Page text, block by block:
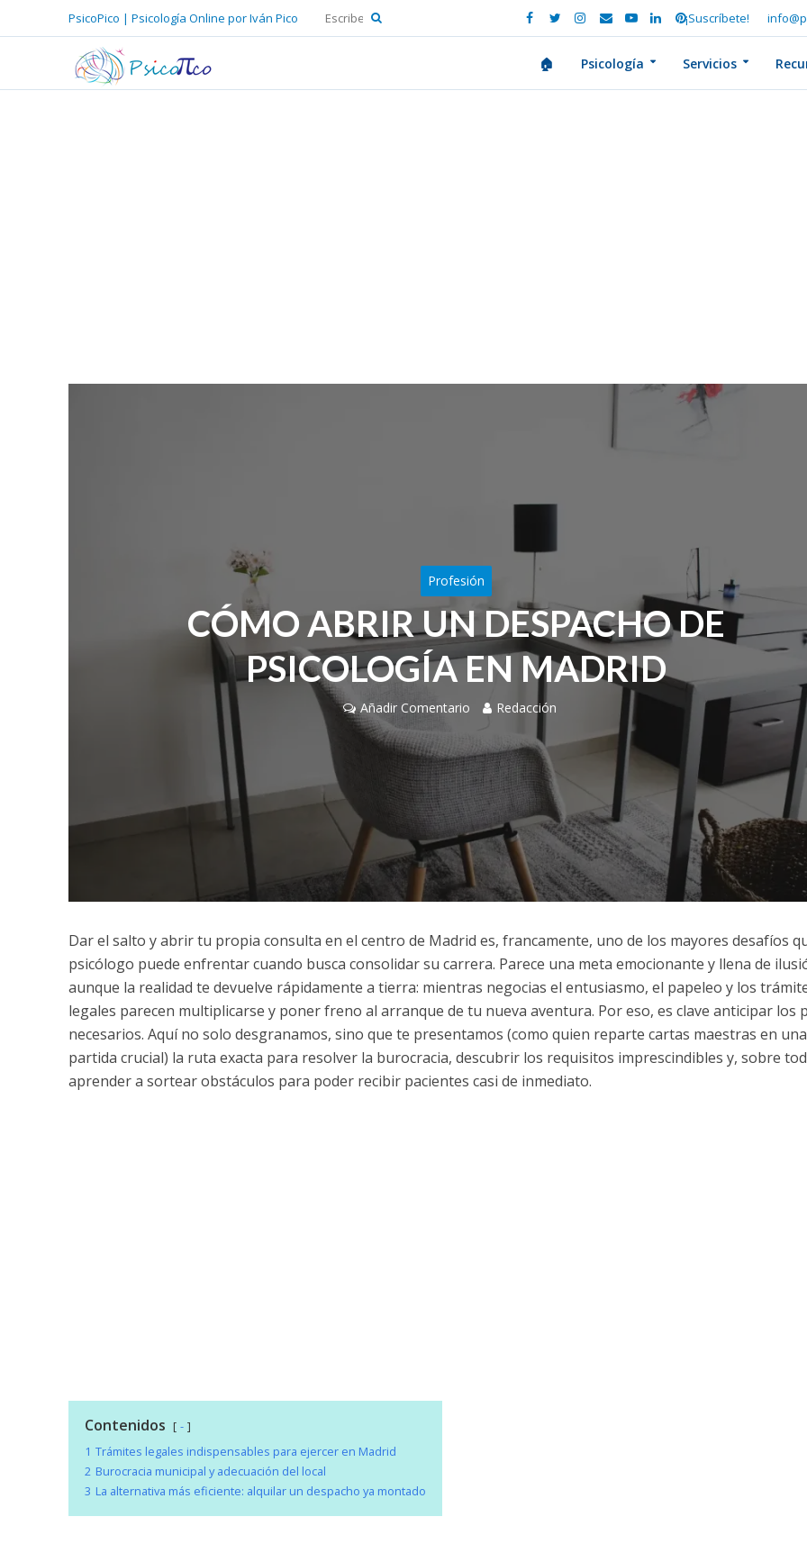
PsicoPico | Psicología Online por Iván Pico ¡Suscríbete!
🏠 Psicología Servicios
Profesión
CÓMO ABRIR UN DESPACHO DE
PSICOLOGÍA EN MADRID
Añadir Comentario Redacción
Dar el salto y abrir tu propia consulta en el centro de Madrid es, francamente, uno de los mayores desafíos
psicólogo puede enfrentar cuando busca consolidar su carrera. Parece una meta emocionante y llena de
aunque la realidad te devuelve rápidamente a tierra: mientras negocias el entusiasmo, el papeleo y los
legales parecen multiplicarse y poner freno al arranque de tu nueva aventura. Por eso, es clave anticipar los
necesarios. Aquí no solo desgranamos, sino que te presentamos (como quien reparte cartas maestras en una
partida crucial) la ruta exacta para resolver la burocracia, descubrir los requisitos imprescindibles y, sobre
aprender a sortear obstáculos para poder recibir pacientes casi de inmediato.
Contenidos
-
1 Trámites legales indispensables para ejercer en Madrid
2 Burocracia municipal y adecuación del local
3 La alternativa más eficiente: alquilar un despacho ya montado